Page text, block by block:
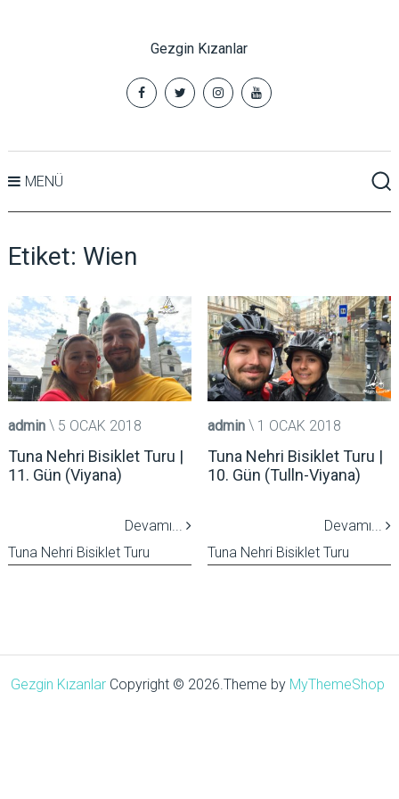
Gezgin Kızanlar
MENÜ
Etiket: Wien
admin 5 OCAK 2018
Tuna Nehri Bisiklet Turu |
11. Gün (Viyana)
Devamı...
Tuna Nehri Bisiklet Turu
admin 1 OCAK 2018
Tuna Nehri Bisiklet Turu |
10. Gün (Tulln-Viyana)
Devamı...
Tuna Nehri Bisiklet Turu
Gezgin KızanlarCopyright © 2026. Theme by MyThemeShop